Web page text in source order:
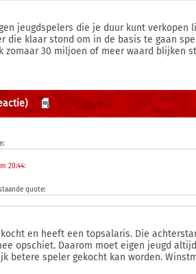
jeugdspelers die je duur kunt verkopen
die klaar stond om in de basis te gaan
zomaar 30 miljoen of meer waard blijken
20:44:
quote:
en heeft een topsalaris. Die
opschiet. Daarom moet eigen jeugd
betere speler gekocht kan worden.